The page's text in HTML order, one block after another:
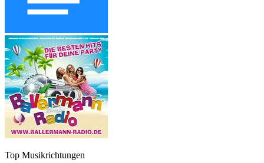
Top Musikrichtungen